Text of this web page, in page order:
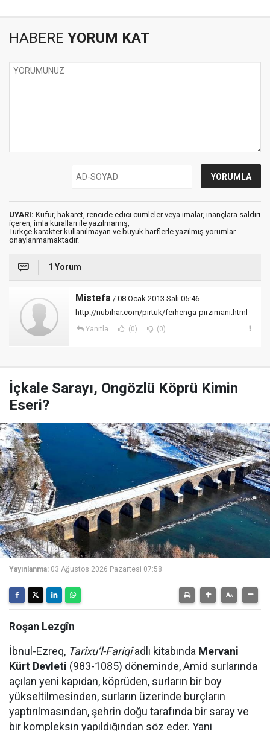
HABERE YORUM KAT
UYARI: Küfür, hakaret, rencide edici cümleler veya imalar, inançlara saldırı
içeren, imla kuralları ile yazılmamış,
Türkçe karakter kullanılmayan ve büyük harflerle yazılmış yorumlar
onaylanmamaktadır.
1 Yorum
Mistefa / 08 Ocak 2013 Salı 05:46
http://nubihar.com/pirtuk/ferhenga-pirzimani.html
Yanıtla (0) (0)
İçkale Sarayı, Ongözlü Köprü Kimin
Eseri?
Yayınlanma: 03 Ağustos 2026 Pazartesi 07:58
Roşan Lezgîn
İbnul-Ezreq, Tarîxu’l-Fariqîadlı kitabında Mervani
Kürt Devleti (983-1085) döneminde, Amid surlarında
açılan yeni kapıdan, köprüden, surların bir boy
yükseltilmesinden, surların üzerinde burçların
yaptırılmasından, şehrin doğu tarafında bir saray ve
bir kompleksin yapıldığından söz eder. Yani